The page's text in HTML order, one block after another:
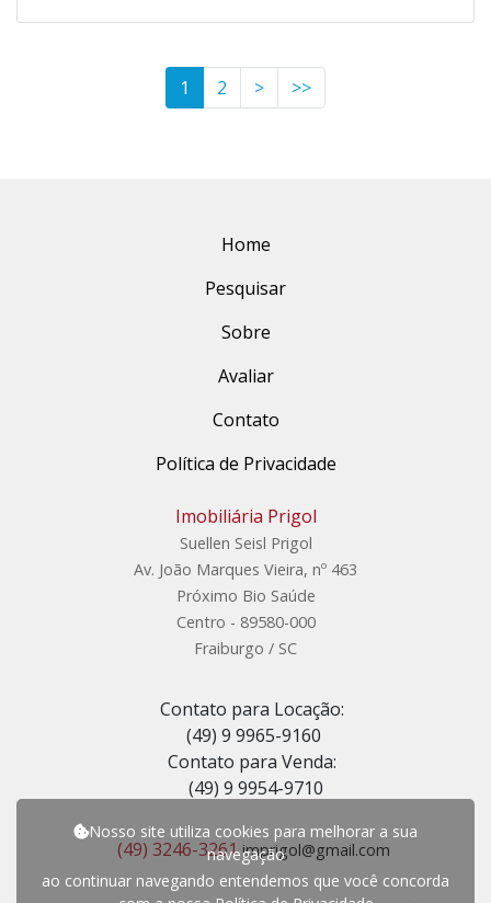
1 2 > >>
Nosso site utiliza cookies para melhorar a sua
navegação
ao continuar navegando entendemos que você concorda
Home
Pesquisar
Sobre
Avaliar
Contato
Política de Privacidade
Imobiliária Prigol
Suellen Seisl Prigol
Av. João Marques Vieira, nº 463
Próximo Bio Saúde
Centro - 89580-000
Fraiburgo / SC
Contato para Locação:
(49) 9 9965-9160
Contato para Venda:
(49) 9 9954-9710
(49) 3246-3261imprigol@gmail.com